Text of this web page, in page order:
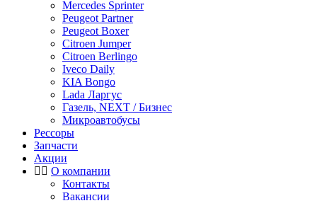
Mercedes Sprinter
Peugeot Partner
Peugeot Boxer
Citroen Jumper
Citroen Berlingo
Iveco Daily
KIA Bongo
Lada Ларгус
Газель, NEXT / Бизнес
Микроавтобусы
Рессоры
Запчасти
Акции
О компании
Контакты
Вакансии